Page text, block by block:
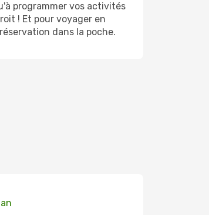
programmer vos activités
! Et pour voyager en
dans la poche.